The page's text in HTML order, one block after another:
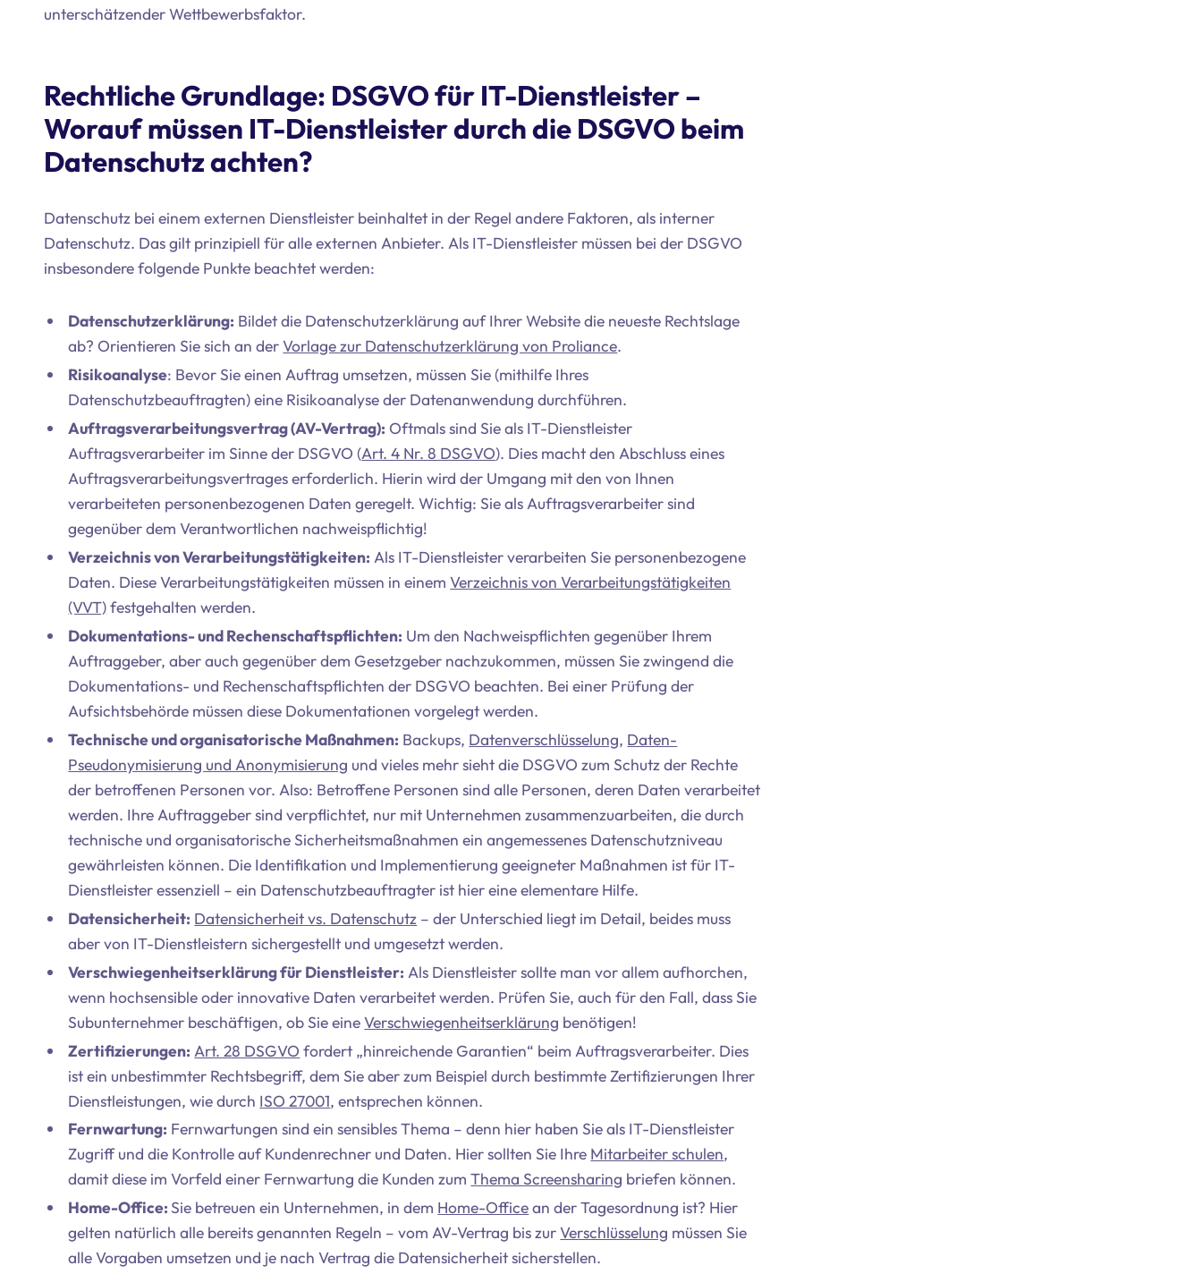
unterschätzender Wettbewerbsfaktor.
Rechtliche Grundlage: DSGVO für IT-Dienstleister –
Worauf müssen IT-Dienstleister durch die DSGVO beim
Datenschutz achten?
Datenschutz bei einem externen Dienstleister beinhaltet in der Regel andere Faktoren, als interner
Datenschutz. Das gilt prinzipiell für alle externen Anbieter. Als IT-Dienstleister müssen bei der DSGVO
insbesondere folgende Punkte beachtet werden:
Datenschutzerklärung: Bildet die Datenschutzerklärung auf Ihrer Website die neueste Rechtslage
ab? Orientieren Sie sich an derVorlage zur Datenschutzerklärung von Proliance.
Risikoanalyse: Bevor Sie einen Auftrag umsetzen, müssen Sie (mithilfe Ihres
Datenschutzbeauftragten) eine Risikoanalyse der Datenanwendung durchführen.
Auftragsverarbeitungsvertrag (AV-Vertrag): Oftmals sind Sie als IT-Dienstleister
Auftragsverarbeiter im Sinne der DSGVO (Art. 4 Nr. 8 DSGVO). Dies macht den Abschluss eines
Auftragsverarbeitungsvertrages erforderlich. Hierin wird der Umgang mit den von Ihnen
verarbeiteten personenbezogenen Daten geregelt. Wichtig: Sie als Auftragsverarbeiter sind
gegenüber dem Verantwortlichen nachweispflichtig!
Verzeichnis von Verarbeitungstätigkeiten: Als IT-Dienstleister verarbeiten Sie personenbezogene
Daten. Diese Verarbeitungstätigkeiten müssen in einemVerzeichnis von Verarbeitungstätigkeiten
(VVT)festgehalten werden.
Dokumentations- und Rechenschaftspflichten: Um den Nachweispflichten gegenüber Ihrem
Auftraggeber, aber auch gegenüber dem Gesetzgeber nachzukommen, müssen Sie zwingend die
Dokumentations- und Rechenschaftspflichten der DSGVO beachten. Bei einer Prüfung der
Aufsichtsbehörde müssen diese Dokumentationen vorgelegt werden.
Technische und organisatorische Maßnahmen: Backups, Datenverschlüsselung, Daten-
Pseudonymisierung und Anonymisierung und vieles mehr sieht die DSGVO zum Schutz der Rechte
der betroffenen Personen vor. Also: Betroffene Personen sind alle Personen, deren Daten verarbeitet
werden. Ihre Auftraggeber sind verpflichtet, nur mit Unternehmen zusammenzuarbeiten, die durch
technische und organisatorische Sicherheitsmaßnahmen ein angemessenes Datenschutzniveau
gewährleisten können. Die Identifikation und Implementierung geeigneter Maßnahmen ist für IT-
Dienstleister essenziell – ein Datenschutzbeauftragter ist hier eine elementare Hilfe.
Datensicherheit: Datensicherheit vs. Datenschutz – der Unterschied liegt im Detail, beides muss
aber von IT-Dienstleistern sichergestellt und umgesetzt werden.
Verschwiegenheitserklärung für Dienstleister: Als Dienstleister sollte man vor allem aufhorchen,
wenn hochsensible oder innovative Daten verarbeitet werden. Prüfen Sie, auch für den Fall, dass Sie
Subunternehmer beschäftigen, ob Sie eineVerschwiegenheitserklärung benötigen!
Zertifizierungen: Art. 28 DSGVO fordert „hinreichende Garantien“ beim Auftragsverarbeiter. Dies
ist ein unbestimmter Rechtsbegriff, dem Sie aber zum Beispiel durch bestimmte Zertifizierungen Ihrer
Dienstleistungen, wie durch ISO 27001, entsprechen können.
Fernwartung: Fernwartungen sind ein sensibles Thema – denn hier haben Sie als IT-Dienstleister
Zugriff und die Kontrolle auf Kundenrechner und Daten. Hier sollten Sie Ihre Mitarbeiter schulen,
damit diese im Vorfeld einer Fernwartung die Kunden zumThema Screensharing briefen können.
Home-Office:Sie betreuen ein Unternehmen, in dem Home-Officean der Tagesordnung ist? Hier
gelten natürlich alle bereits genannten Regeln – vom AV-Vertrag bis zurVerschlüsselung müssen Sie
alle Vorgaben umsetzen und je nach Vertrag die Datensicherheit sicherstellen.